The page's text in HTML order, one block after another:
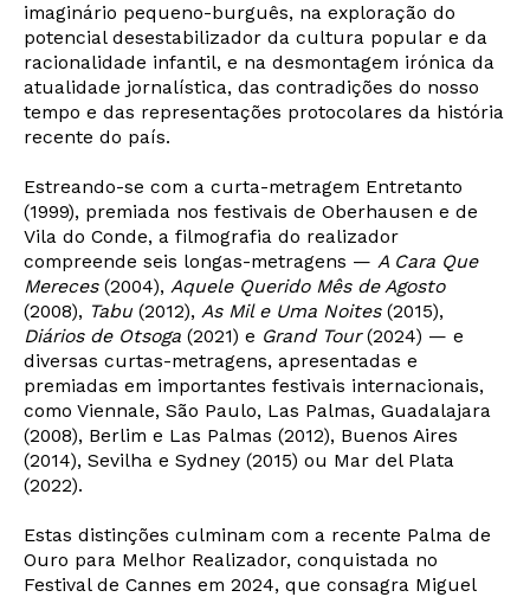
imaginário pequeno-burguês, na exploração do
potencial desestabilizador da cultura popular e da
racionalidade infantil, e na desmontagem irónica da
atualidade jornalística, das contradições do nosso
tempo e das representações protocolares da história
recente do país.
Estreando-se com a curta-metragem Entretanto
(1999), premiada nos festivais de Oberhausen e de
Vila do Conde, a filmografia do realizador
compreende seis longas-metragens — A Cara Que
Mereces(2004), Aquele Querido Mês de Agosto
(2008), Tabu(2012), As Mil e Uma Noites(2015),
Diários de Otsoga (2021) e Grand Tour(2024) — e
diversas curtas-metragens, apresentadas e
premiadas em importantes festivais internacionais,
como Viennale, São Paulo, Las Palmas, Guadalajara
(2008), Berlim e Las Palmas (2012), Buenos Aires
(2014), Sevilha e Sydney (2015) ou Mar del Plata
(2022).
Estas distinções culminam com a recente Palma de
Ouro para Melhor Realizador, conquistada no
Festival de Cannes em 2024, que consagra Miguel
Newsletter